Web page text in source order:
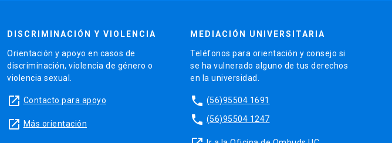
DISCRIMINACIÓN Y VIOLENCIA
Orientación y apoyo en casos de
discriminación, violencia de género o
violencia sexual.
launch Contacto para apoyo
launch Más orientación
MEDIACIÓN UNIVERSITARIA
Teléfonos para orientación y consejo si
se ha vulnerado alguno de tus derechos
en la universidad.
phone (56)95504 1691
phone (56)95504 1247